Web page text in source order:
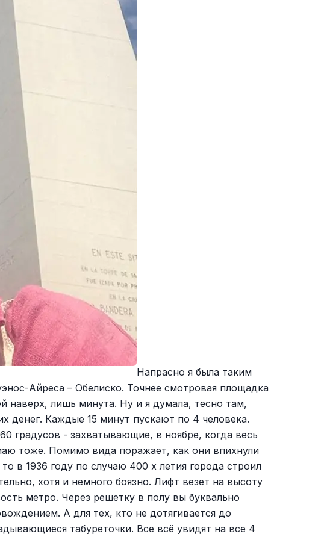
Напрасно я была таким
Айреса – Обелиско. Точнее смотровая площадка
наверх, лишь минута. Ну и я думала, тесно там,
денег. Каждые 15 минут пускают по 4 человека.
градусов - захватывающие, в ноябре, когда весь
тоже. Помимо вида поражает, как они впихнули
в 1936 году по случаю 400 х летия города строил
хотя и немного боязно. Лифт везет на высоту
метро. Через решетку в полу вы буквально
А для тех, кто не дотягивается до
табуреточки. Все всё увидят на все 4